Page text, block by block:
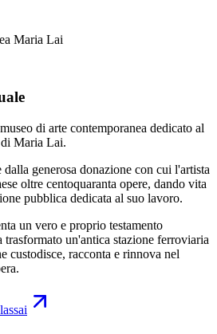
Maria Lai
di arte contemporanea dedicato al
Maria Lai.
generosa donazione con cui l'artista
oltre centoquaranta opere, dando vita
pubblica dedicata al suo lavoro.
un vero e proprio testamento
trasformato un'antica stazione ferroviaria
custodisce, racconta e rinnova nel